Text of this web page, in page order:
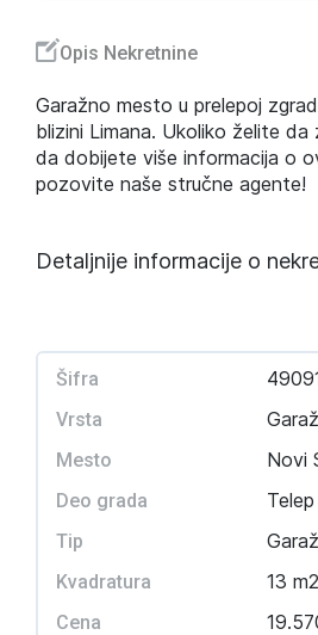
Opis Nekretnine
Garažno mesto u prelepoj
blizini Limana. Ukoliko želite da
da dobijete više informacija o
pozovite naše stručne agente!
Detaljnije informacije o
Šifra
Vrsta
Mesto Novi
Deo grada Telep
Tip
Kvadratura 13 m2
Cena